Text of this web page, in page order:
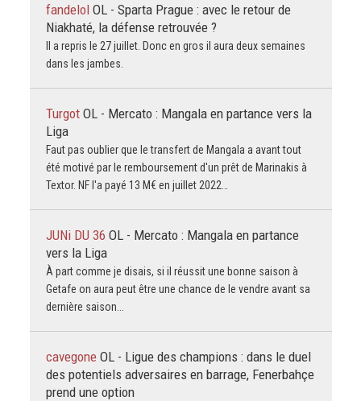
fandelol OL - Sparta Prague : avec le retour de
Niakhaté, la défense retrouvée ?
Il a repris le 27 juillet. Donc en gros il aura deux semaines
dans les jambes.
Turgot OL - Mercato : Mangala en partance vers la
Liga
Faut pas oublier que le transfert de Mangala a avant tout
été motivé par le remboursement d'un prêt de Marinakis à
Textor. NF l'a payé 13 M€ en juillet 2022…
JUNi DU 36 OL - Mercato : Mangala en partance
vers la Liga
À part comme je disais, si il réussit une bonne saison à
Getafe on aura peut être une chance de le vendre avant sa
dernière saison...
cavegone OL - Ligue des champions : dans le duel
des potentiels adversaires en barrage, Fenerbahçe
prend une option